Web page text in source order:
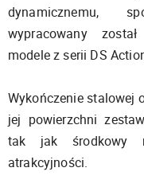
dynamicznemu,
wypracowany
modele z serii DS
Wykończenie stalowej
jej powierzchni
tak jak środkowy
atrakcyjności.